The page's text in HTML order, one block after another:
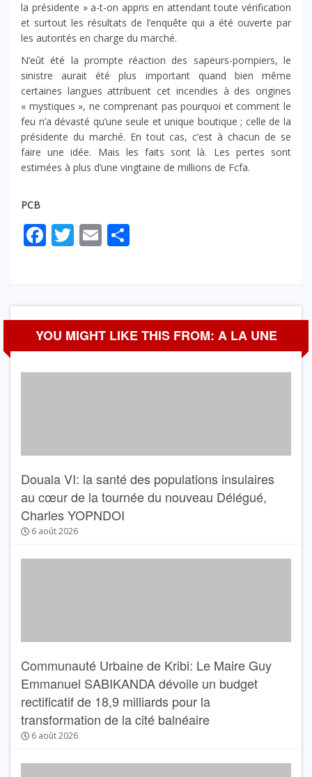
la présidente » a-t-on appris en attendant toute vérification
et surtout les résultats de l’enquête qui a été ouverte par
les autorités en charge du marché.
N’eût été la prompte réaction des sapeurs-pompiers, le
sinistre aurait été plus important quand bien même
certaines langues attribuent cet incendies à des origines
« mystiques », ne comprenant pas pourquoi et comment le
feu n’a dévasté qu’une seule et unique boutique ; celle de la
présidente du marché. En tout cas, c’est à chacun de se
faire une idée. Mais les faits sont là. Les pertes sont
estimées à plus d’une vingtaine de millions de Fcfa.
PCB
Facebook
Twitter
Email
YOU MIGHT LIKE THIS FROM: A LA UNE
Douala VI: la santé des populations insulaires
au cœur de la tournée du nouveau Délégué,
Charles YOPNDOI
6 août 2026
Communauté Urbaine de Kribi: Le Maire Guy
Emmanuel SABIKANDA dévoile un budget
rectificatif de 18,9 milliards pour la
transformation de la cité balnéaire
6 août 2026